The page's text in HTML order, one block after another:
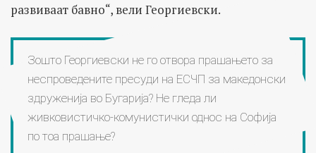
развиваат бавно“, вели Георгиевски.
Зошто Георгиевски не го отвора прашањето за
неспроведените пресуди на ЕСЧП за македонски
здруженија во Бугарија? Не гледа ли
живковистичко-комунистички однос на Софија
по тоа прашање?